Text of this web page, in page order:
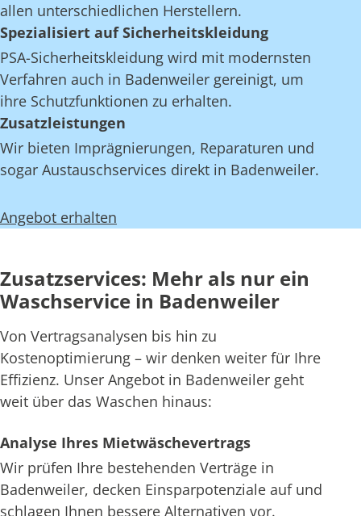
allen unterschiedlichen Herstellern.
Spezialisiert auf Sicherheitskleidung
PSA-Sicherheitskleidung wird mit modernsten
Verfahren auch in Badenweiler gereinigt, um
ihre Schutzfunktionen zu erhalten.
Zusatzleistungen
Wir bieten Imprägnierungen, Reparaturen und
sogar Austauschservices direkt in Badenweiler.
Angebot erhalten
Zusatzservices: Mehr als nur ein
Waschservice in Badenweiler
Von Vertragsanalysen bis hin zu
Kostenoptimierung – wir denken weiter für Ihre
Effizienz. Unser Angebot in Badenweiler geht
weit über das Waschen hinaus:
Analyse Ihres Mietwäschevertrags
Wir prüfen Ihre bestehenden Verträge in
Badenweiler, decken Einsparpotenziale auf und
schlagen Ihnen bessere Alternativen vor.